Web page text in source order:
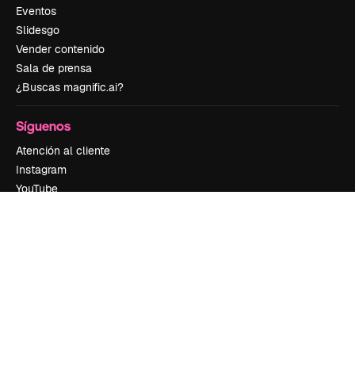
Eventos
Slidesgo
Vender contenido
Sala de prensa
¿Buscas magnific.ai?
Síguenos
Atención al cliente
Instagram
YouTube